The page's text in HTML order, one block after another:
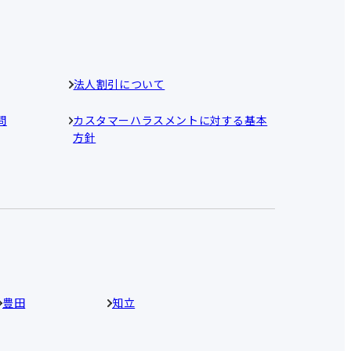
法人割引について
カスタマーハラスメントに対する基本
方針
豊田 知立